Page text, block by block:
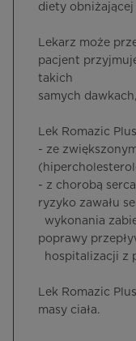
diety
Lekarz może
pacjent
takich
samych
Lek Romazic
- ze
- z chorobą
ryzyko zawału
wykonania
poprawy
hospitalizacji z
Lek Romazic
masy ciała.